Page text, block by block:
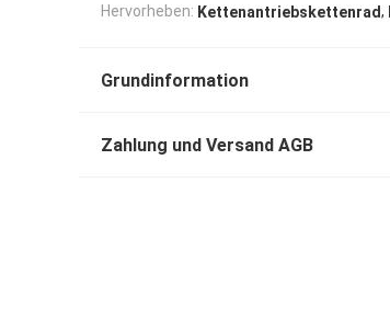
Hervorheben: Kettenantriebskettenrad,
Grundinformation
Zahlung und Versand AGB